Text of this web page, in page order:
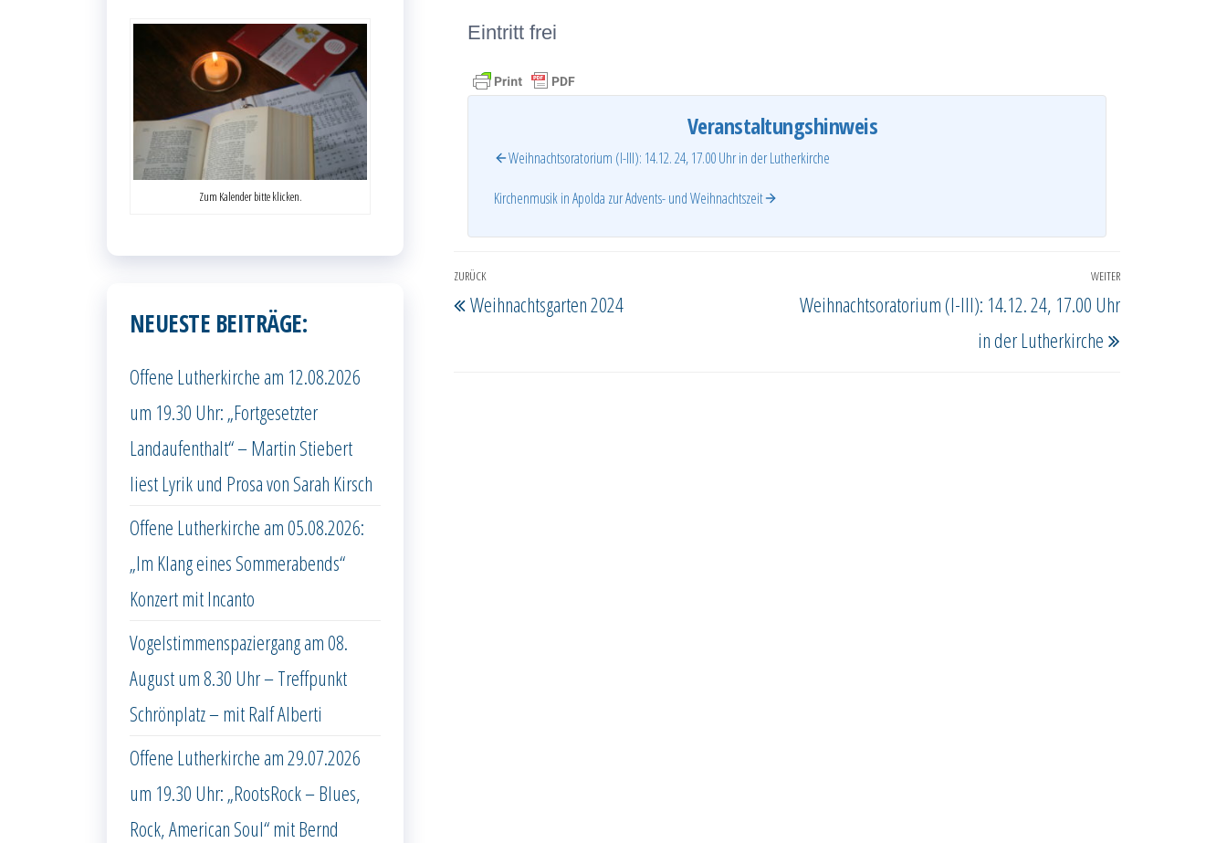
Eintritt frei
Veranstaltungshinweis
Weihnachtsoratorium (I-III): 14.12. 24, 17.00 Uhr in der Lutherkirche
Kirchenmusik in Apolda zur Advents- und Weihnachtszeit
Beitragsnavigation
Vorheriger
Beitrag
ZURÜCK
Weihnachtsgarten 2024
Nächster
WEITER
Weihnachtsoratorium (I-III): 14.12. 24, 17.00 Uhr
in der Lutherkirche
Zum Kalender bitte klicken.
NEUESTE BEITRÄGE:
Offene Lutherkirche am 12.08.2026
um 19.30 Uhr: „Fortgesetzter
Landaufenthalt“ – Martin Stiebert
liest Lyrik und Prosa von Sarah Kirsch
Offene Lutherkirche am 05.08.2026:
„Im Klang eines Sommerabends“
Konzert mit Incanto
Vogelstimmenspaziergang am 08.
August um 8.30 Uhr – Treffpunkt
Schrönplatz – mit Ralf Alberti
Offene Lutherkirche am 29.07.2026
um 19.30 Uhr: „RootsRock – Blues,
Rock, American Soul“ mit Bernd